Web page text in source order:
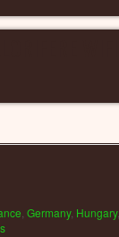
Germany, Hungary,